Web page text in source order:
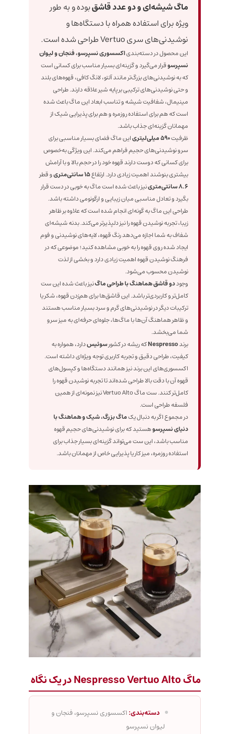
ماگ شیشه‌ای و دو عدد قاشقبوده و به طور
ویژه برای استفاده همراه با دستگاه‌ها و
نوشیدنی‌های سری Vertuo طراحی شده است.
این محصول در دسته‌بندیاکسسوری نسپرسو، فنجان و لیوان
نسپرسوقرار می‌گیرد و گزینه‌ای بسیار مناسب برای کسانی است
که به نوشیدنی‌های بزرگ‌تر مانند آلتو، لانگ کافی، قهوه‌های بلند
و حتی نوشیدنی‌های ترکیبی بر پایه شیر علاقه دارند. طراحی
مینیمال، شفافیت شیشه و تناسب ابعاد این ماگ باعث شده
است که هم برای استفاده روزمره و هم برای پذیرایی شیک از
مهمانان گزینه‌ای جذاب باشد.
ظرفیت590 میلی‌لیتری
این ماگ فضای بسیار مناسبی برای
سرو نوشیدنی‌های حجیم فراهم می‌کند. این ویژگی به‌خصوص
برای کسانی که دوست دارند قهوه خود را در حجم بالا و با آرامش
بیشتری بنوشند اهمیت زیادی دارد. ارتفاع15 سانتی‌متری
و قطر
8.6 سانتی‌متری
نیز باعث شده است ماگ به خوبی در دست قرار
بگیرد و تعادل مناسبی میان زیبایی و ارگونومی داشته باشد.
طراحی این ماگ به گونه‌ای انجام شده است که علاوه بر ظاهر
زیبا، تجربه نوشیدن قهوه را نیز دلپذیرتر می‌کند. بدنه شیشه‌ای
شفاف به شما اجازه می‌دهد رنگ قهوه، لایه‌های نوشیدنی و فوم
ایجاد شده روی قهوه را به خوبی مشاهده کنید؛ موضوعی که در
فرهنگ نوشیدن قهوه اهمیت زیادی دارد و بخشی از لذت
نوشیدن محسوب می‌شود.
وجوددو قاشق هماهنگ با طراحی ماگنیز باعث شده این ست
کامل‌تر و کاربردی‌تر باشد. این قاشق‌ها برای هم‌زدن قهوه، شکر یا
ترکیبات دیگر در نوشیدنی‌های گرم و سرد بسیار مناسب هستند
و ظاهر هماهنگ آن‌ها با ماگ‌ها، جلوه‌ای حرفه‌ای به میز سرو
شما می‌بخشد.
برندNespressoکه ریشه در کشورسوئیسدارد، همواره به
کیفیت، طراحی دقیق و تجربه کاربری توجه ویژه‌ای داشته است.
اکسسوری‌های این برند نیز همانند دستگاه‌ها و کپسول‌های
قهوه آن با دقت بالا طراحی شده‌اند تا تجربه نوشیدن قهوه را
کامل‌تر کنند. ست ماگ Vertuo Alto نیز نمونه‌ای از همین
فلسفه طراحی است.
در مجموع اگر به دنبال یکماگ بزرگ، شیک و هماهنگ با
دنیای نسپرسوهستید که برای نوشیدنی‌های حجیم قهوه
مناسب باشد، این ست می‌تواند گزینه‌ای بسیار جذاب برای
استفاده روزمره، میز کار یا پذیرایی خاص از مهمانان باشد.
ماگ Nespresso Vertuo Alto در یک نگاه
دسته‌بندی: اکسسوری نسپرسو، فنجان و
لیوان نسپرسو